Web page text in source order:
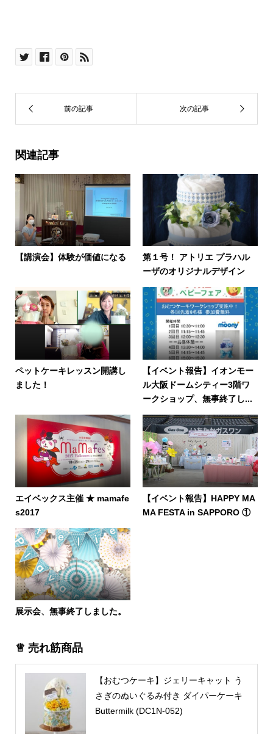
関連記事
【講演会】体験が価値になる
第１号！ アトリエ プラハル
ーザのオリジナルデザイン
ペットケーキレッスン開講し
ました！
【イベント報告】イオンモー
ル大阪ドームシティー3階ワ
ークショップ、無事終了し...
エイベックス主催 ★ mamafe
s2017
【イベント報告】HAPPY MA
MA FESTA in SAPPORO ①
展示会、無事終了しました。
♕ 売れ筋商品
【おむつケーキ】ジェリーキャット う
さぎのぬいぐるみ付き ダイパーケーキ
Buttermilk (DC1N-052)